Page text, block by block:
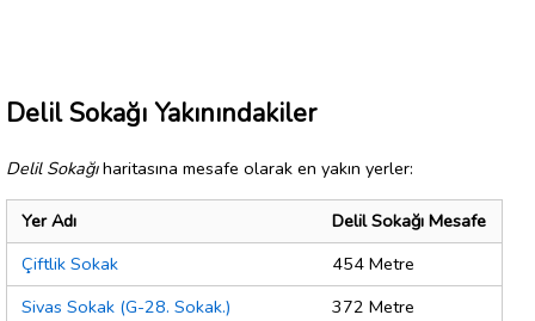
Delil Sokağı Yakınındakiler
Delil Sokağıharitasına mesafe olarak en yakın yerler:
Yer Adı
Delil Sokağı Mesafe
Çiftlik Sokak
454 Metre
Sivas Sokak (G-28. Sokak.)
372 Metre